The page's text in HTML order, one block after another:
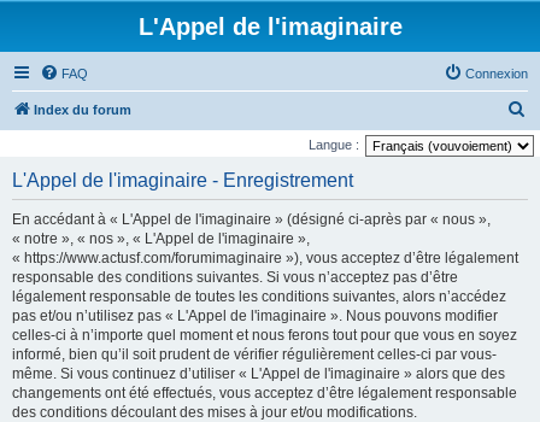
L'Appel de l'imaginaire
FAQ Connexion
Index du forum
e
Langue :
L'Appel de l'imaginaire - Enregistrement
En accédant à « L'Appel de l'imaginaire » (désigné ci-après par « nous »,
« notre », « nos », « L'Appel de l'imaginaire »,
« https://www.actusf.com/forumimaginaire »), vous acceptez d’être légalement
responsable des conditions suivantes. Si vous n’acceptez pas d’être
légalement responsable de toutes les conditions suivantes, alors n’accédez
pas et/ou n’utilisez pas « L'Appel de l'imaginaire ». Nous pouvons modifier
celles-ci à n’importe quel moment et nous ferons tout pour que vous en soyez
informé, bien qu’il soit prudent de vérifier régulièrement celles-ci par vous-
même. Si vous continuez d’utiliser « L'Appel de l'imaginaire » alors que des
changements ont été effectués, vous acceptez d’être légalement responsable
des conditions découlant des mises à jour et/ou modifications.